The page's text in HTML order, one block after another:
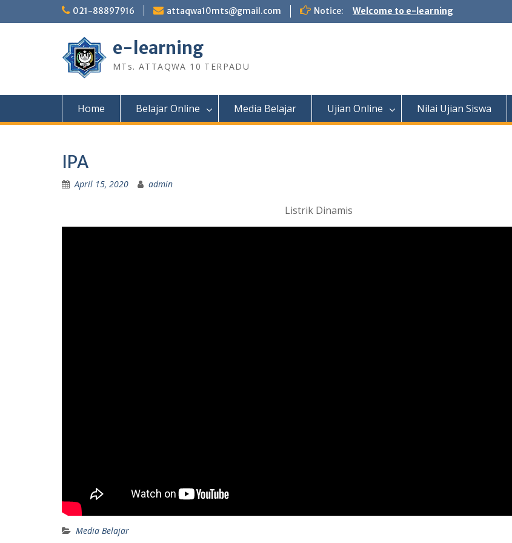
021-88897916 attaqwa10mts@gmail.com Notice: Welcome to e-learning
e-learning
MTs. ATTAQWA 10 TERPADU
Home Belajar Online Media Belajar Ujian Online Nilai Ujian Siswa
IPA
April 15, 2020 admin
Listrik Dinamis
Media Belajar